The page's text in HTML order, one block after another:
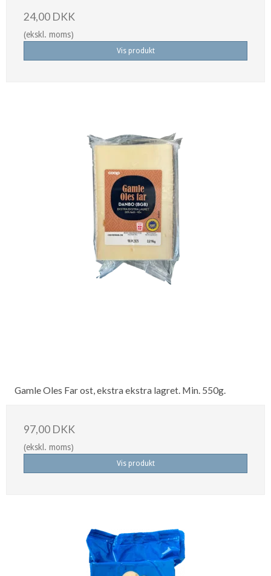
24,00 DKK
(ekskl. moms)
Vis produkt
Gamle Oles Far ost, ekstra ekstra lagret. Min. 550g.
97,00 DKK
(ekskl. moms)
Vis produkt